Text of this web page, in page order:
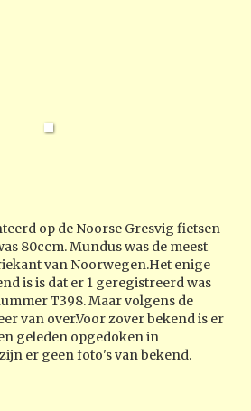
op de Noorse Gresvig fietsen
80ccm. Mundus was de meest
van Noorwegen.Het enige
is is dat er 1 geregistreerd was
T398. Maar volgens de
van over.Voor zover bekend is er
geleden opgedoken in
er geen foto's van bekend.